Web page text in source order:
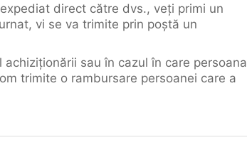
direct către dvs., veți primi un
vi se va trimite prin poștă un
sau în cazul în care persoana
trimite o rambursare persoanei care a